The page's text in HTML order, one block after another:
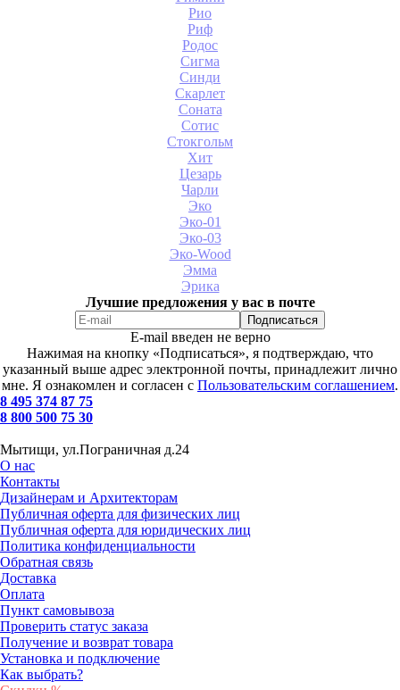
Рио
Риф
Родос
Сигма
Синди
Скарлет
Соната
Сотис
Стокгольм
Хит
Цезарь
Чарли
Эко
Эко-01
Эко-03
Эко-Wood
Эмма
Эрика
Лучшие предложения у вас в почте
E-mail введен не верно
Нажимая на кнопку «Подписаться», я подтверждаю, что
указанный выше адрес электронной почты, принадлежит лично
мне. Я ознакомлен и согласен с Пользовательским соглашением.
8 495 374 87 75
8 800 500 75 30
Мытищи, ул.Пограничная д.24
О нас
Контакты
Дизайнерам и Архитекторам
Публичная оферта для физических лиц
Публичная оферта для юридических лиц
Политика конфиденциальности
Обратная связь
Доставка
Оплата
Пункт самовывоза
Проверить статус заказа
Получение и возврат товара
Установка и подключение
Как выбрать?